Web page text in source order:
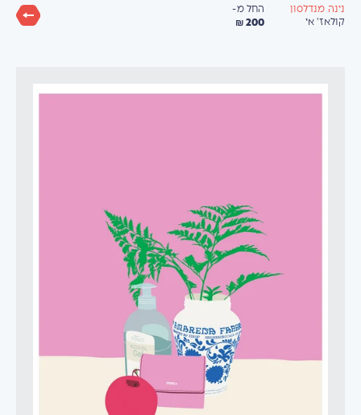
נינה מנדלסון
קולאז' אי
החל מ-
200 ₪